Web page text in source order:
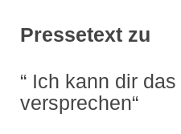
Pressetext zu
“ Ich kann dir
versprechen“